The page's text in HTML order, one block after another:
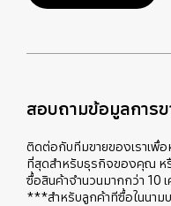
สอบถามข้อมูลการ
ติดต่อกับทีมขายของเราเพื่
ที่สุดสำหรับธุรกิจของคุณ หรื
ซื้อสินค้าจำนวนมากกว่า 10
***สำหรับลูกค้าทีซื้อในนาม